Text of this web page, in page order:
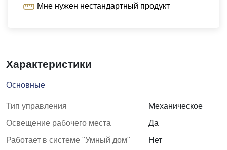
Мне нужен нестандартный продукт
Характеристики
Основные
Тип управления
Механическое
Освещение рабочего места
Да
Работает в системе "Умный дом"
Нет